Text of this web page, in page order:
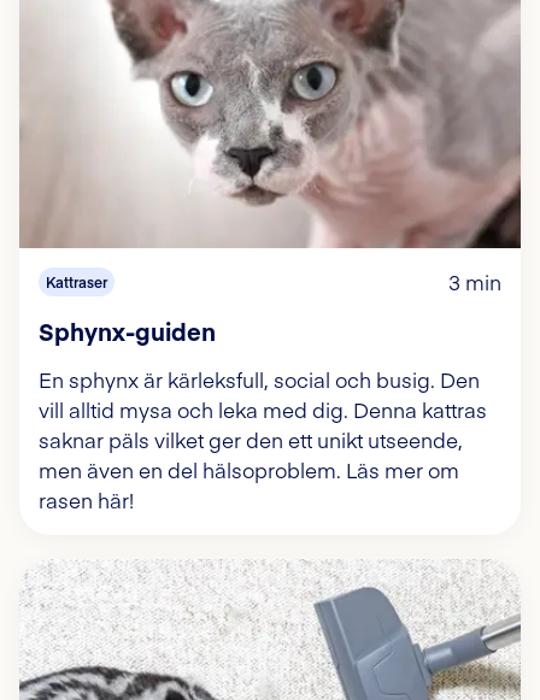
Kattraser 3 min
Sphynx-guiden
En sphynx är kärleksfull, social och busig. Den
vill alltid mysa och leka med dig. Denna kattras
saknar päls vilket ger den ett unikt utseende,
men även en del hälsoproblem. Läs mer om
rasen här!